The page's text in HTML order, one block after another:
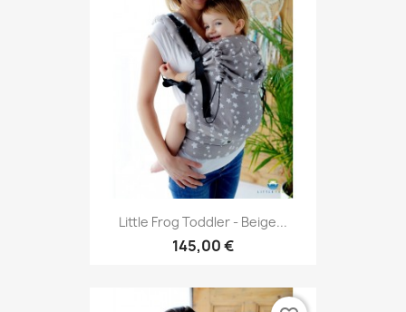
Little Frog Toddler - Beige...
145,00 €